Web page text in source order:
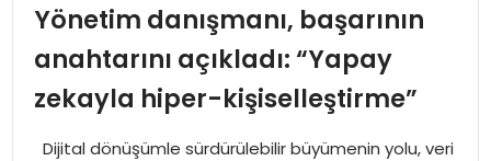
EĞITIM
SPOR
Yönetim danışmanı, başarının
anahtarını açıkladı: “Yapay
zekayla hiper-kişiselleştirme”
Dijital dönüşümle sürdürülebilir büyümenin yolu, veri